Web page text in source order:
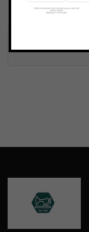
Inviando il
Termini e condizioni